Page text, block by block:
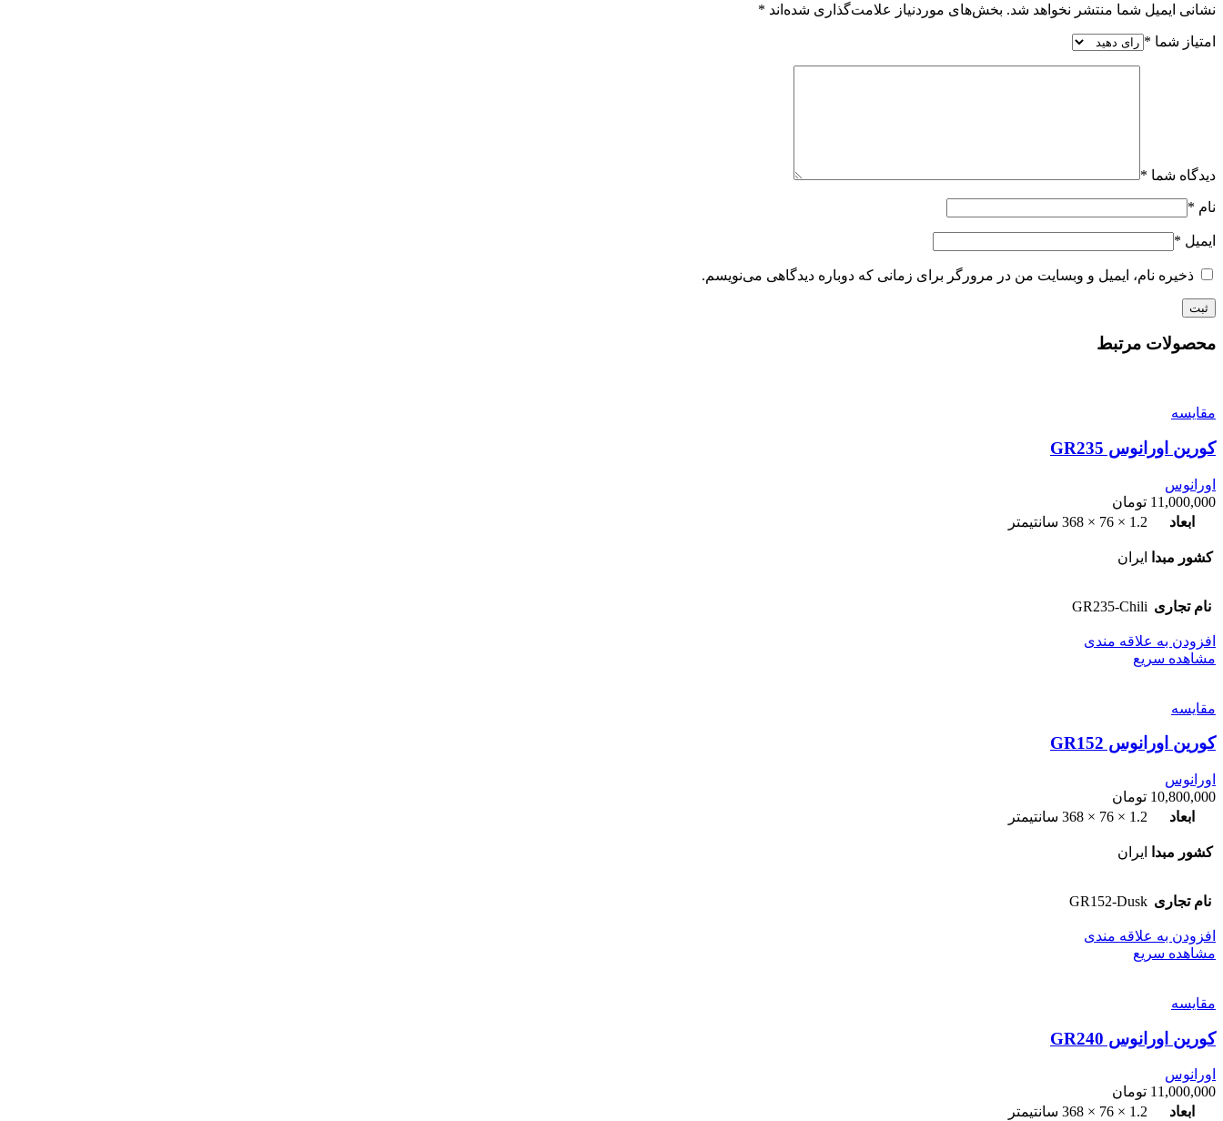
نشانی ایمیل شما منتشر نخواهد شد. بخش‌های موردنیاز علامت‌گذاری شده‌اند *
امتیاز شما *
دیدگاه شما *
نام *
ایمیل *
ذخیره نام، ایمیل و وبسایت من در مرورگر برای زمانی که دوباره دیدگاهی می‌نویسم.
محصولات مرتبط
مقایسه
کورین اورانوس GR235
اورانوس
11,000,000 تومان
ابعاد
1.2 × 76 × 368 سانتیمتر
کشور مبدا ایران
نام تجاری GR235-Chili
افزودن به علاقه مندی
مشاهده سریع
مقایسه
کورین اورانوس GR152
اورانوس
10,800,000 تومان
ابعاد
1.2 × 76 × 368 سانتیمتر
کشور مبدا ایران
نام تجاری GR152-Dusk
افزودن به علاقه مندی
مشاهده سریع
مقایسه
کورین اورانوس GR240
اورانوس
11,000,000 تومان
ابعاد
1.2 × 76 × 368 سانتیمتر